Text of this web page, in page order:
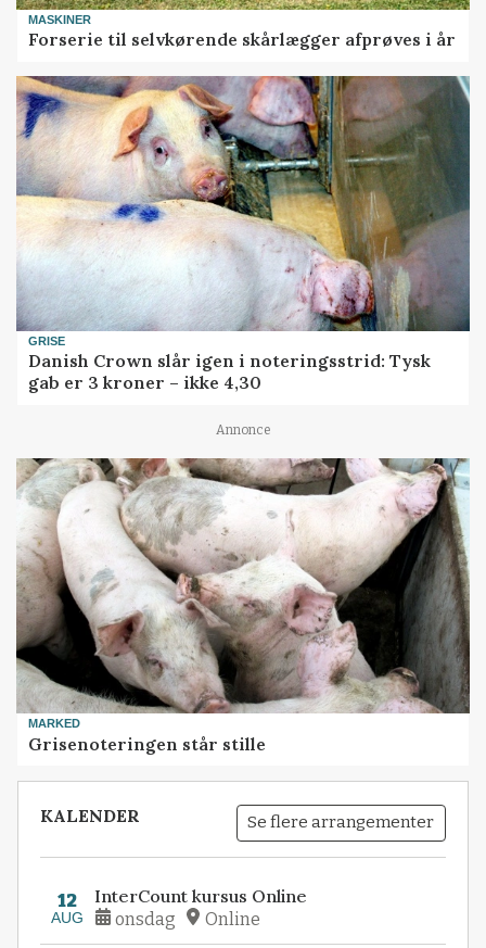
MASKINER
Forserie til selvkørende skårlægger afprøves i år
GRISE
Danish Crown slår igen i noteringsstrid: Tysk
gab er 3 kroner – ikke 4,30
Annonce
MARKED
Grisenoteringen står stille
KALENDER Se flere arrangementer
12
AUG
InterCount kursus Online
onsdag Online